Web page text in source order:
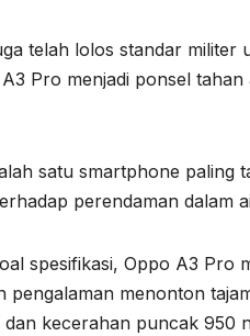
telah lolos standar militer
A3 Pro menjadi ponsel
satu smartphone paling
perendaman dalam
spesifikasi, Oppo A3 Pro
pengalaman menonton
dan kecerahan puncak 950